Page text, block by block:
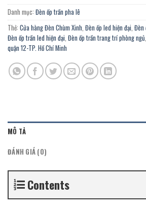
Danh mục: Đèn ốp trần pha lê
Thẻ: Cửa hàng Đèn Chùm Xinh, Đèn ốp led hiện đại, Đèn
Đèn ốp trần led hiện đại, Đèn ốp trần trang trí phòng ngủ,
quận 12-TP. Hồ Chí Minh
MÔ TẢ
ĐÁNH GIÁ (0)
Contents